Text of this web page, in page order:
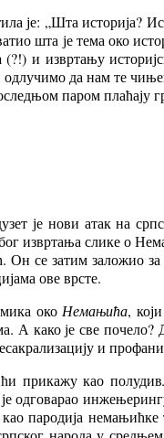
је: „Шта историја?
шта је тема око
и извртању
да нам те
паром плаћају
је нови атак на
извртања слике о
се затим заложио за
ове врсте.
око Немањића,
А како је све почело?
и
као
одговарао
као пародија